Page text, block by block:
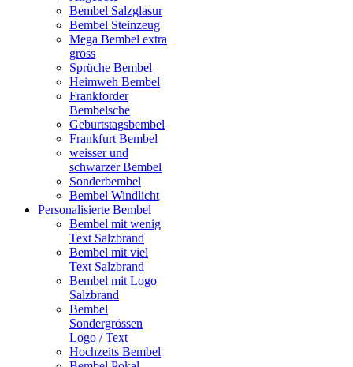
Bembel Salzglasur
Bembel Steinzeug
Mega Bembel extra
gross
Sprüche Bembel
Heimweh Bembel
Frankforder
Bembelsche
Geburtstagsbembel
Frankfurt Bembel
weisser und
schwarzer Bembel
Sonderbembel
Bembel Windlicht
Personalisierte Bembel
Bembel mit wenig
Text Salzbrand
Bembel mit viel
Text Salzbrand
Bembel mit Logo
Salzbrand
Bembel
Sondergrössen
Logo / Text
Hochzeits Bembel